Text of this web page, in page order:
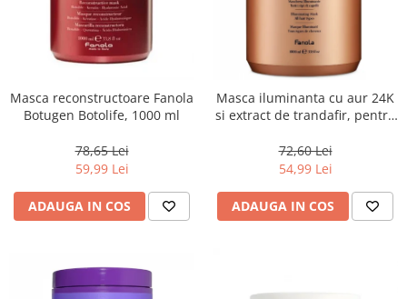
Masca reconstructoare Fanola
Botugen Botolife, 1000 ml
78,65 Lei
59,99 Lei
ADAUGA IN COS
Masca iluminanta cu aur 24K
si extract de trandafir, pentru
Oro Therapy, 1000 ml
72,60 Lei
54,99 Lei
ADAUGA IN COS